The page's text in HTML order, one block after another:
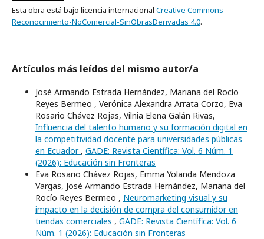
Esta obra está bajo licencia internacional Creative Commons
Reconocimiento-NoComercial-SinObrasDerivadas 4.0.
Artículos más leídos del mismo autor/a
José Armando Estrada Hernández, Mariana del Rocío
Reyes Bermeo , Verónica Alexandra Arrata Corzo, Eva
Rosario Chávez Rojas, Vilnia Elena Galán Rivas,
Influencia del talento humano y su formación digital en
la competitividad docente para universidades públicas
en Ecuador , GADE: Revista Científica: Vol. 6 Núm. 1
(2026): Educación sin Fronteras
Eva Rosario Chávez Rojas, Emma Yolanda Mendoza
Vargas, José Armando Estrada Hernández, Mariana del
Rocío Reyes Bermeo , Neuromarketing visual y su
impacto en la decisión de compra del consumidor en
tiendas comerciales , GADE: Revista Científica: Vol. 6
Núm. 1 (2026): Educación sin Fronteras